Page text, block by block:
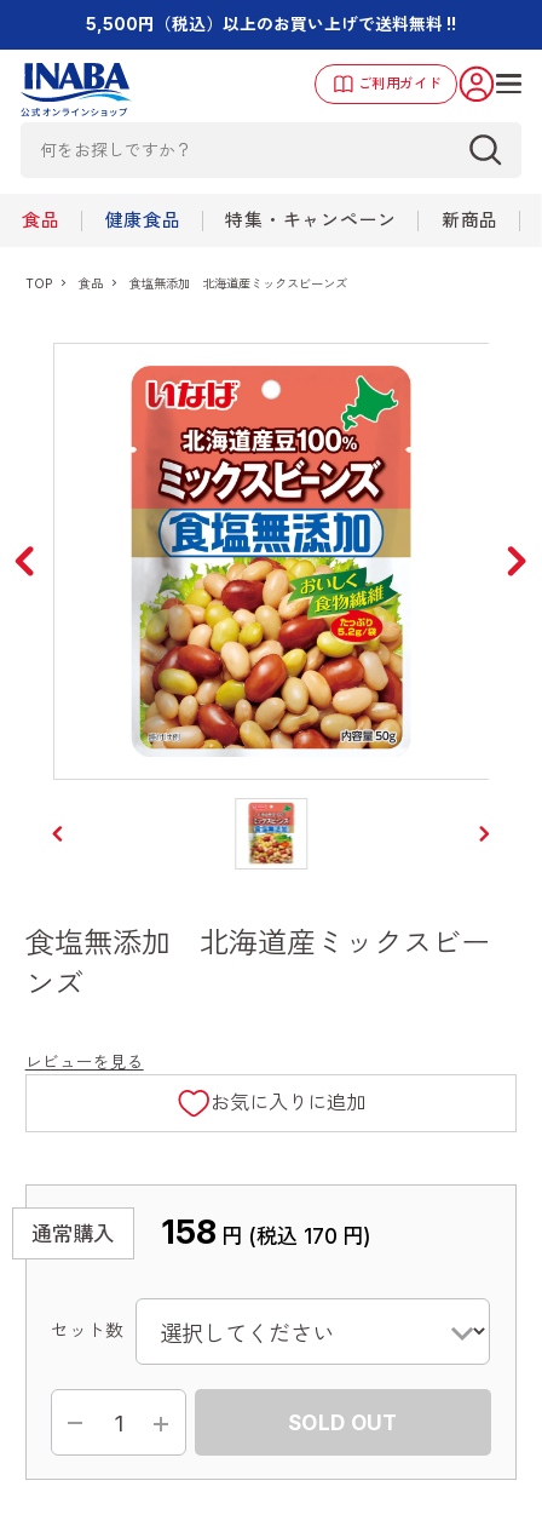
5,500円（税込）以上のお買い上げで送料無料 !!
ご利用ガイド
食品 健康食品 特集・キャンペーン 新商品
TOP 食品 食塩無添加 北海道産ミックスビーンズ
食塩無添加 北海道産ミックスビー
ンズ
レビューを見る
お気に入りに追加
通常購入 158 円 (税込 170 円)
セット数
SOLD OUT